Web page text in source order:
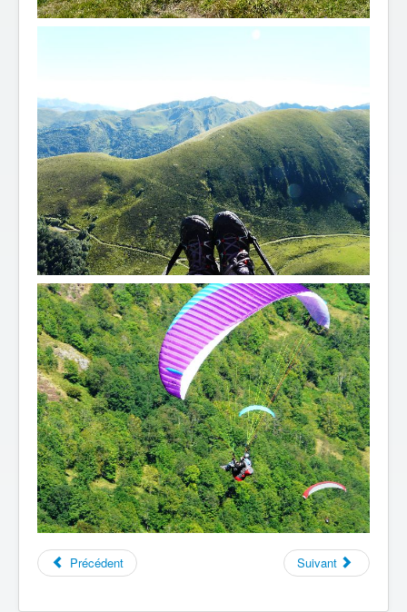
Précédent Suivant